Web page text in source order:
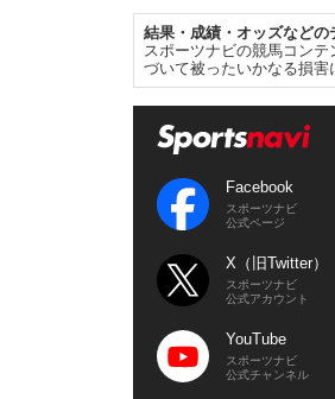
結果・成績・オッズなどの
スポーツナビの競馬コン
づいて被ったいかなる損害
Facebook
スポーツナビ
公式ページ
X（旧Twitter）
スポーツナビ
公式アカウント
YouTube
スポーツナビ
公式チャンネル